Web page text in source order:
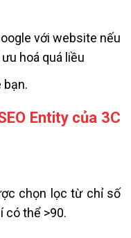
với website nếu
hoá quá liều
Entity của 3C
chọn lọc từ chỉ số
có thể >90.